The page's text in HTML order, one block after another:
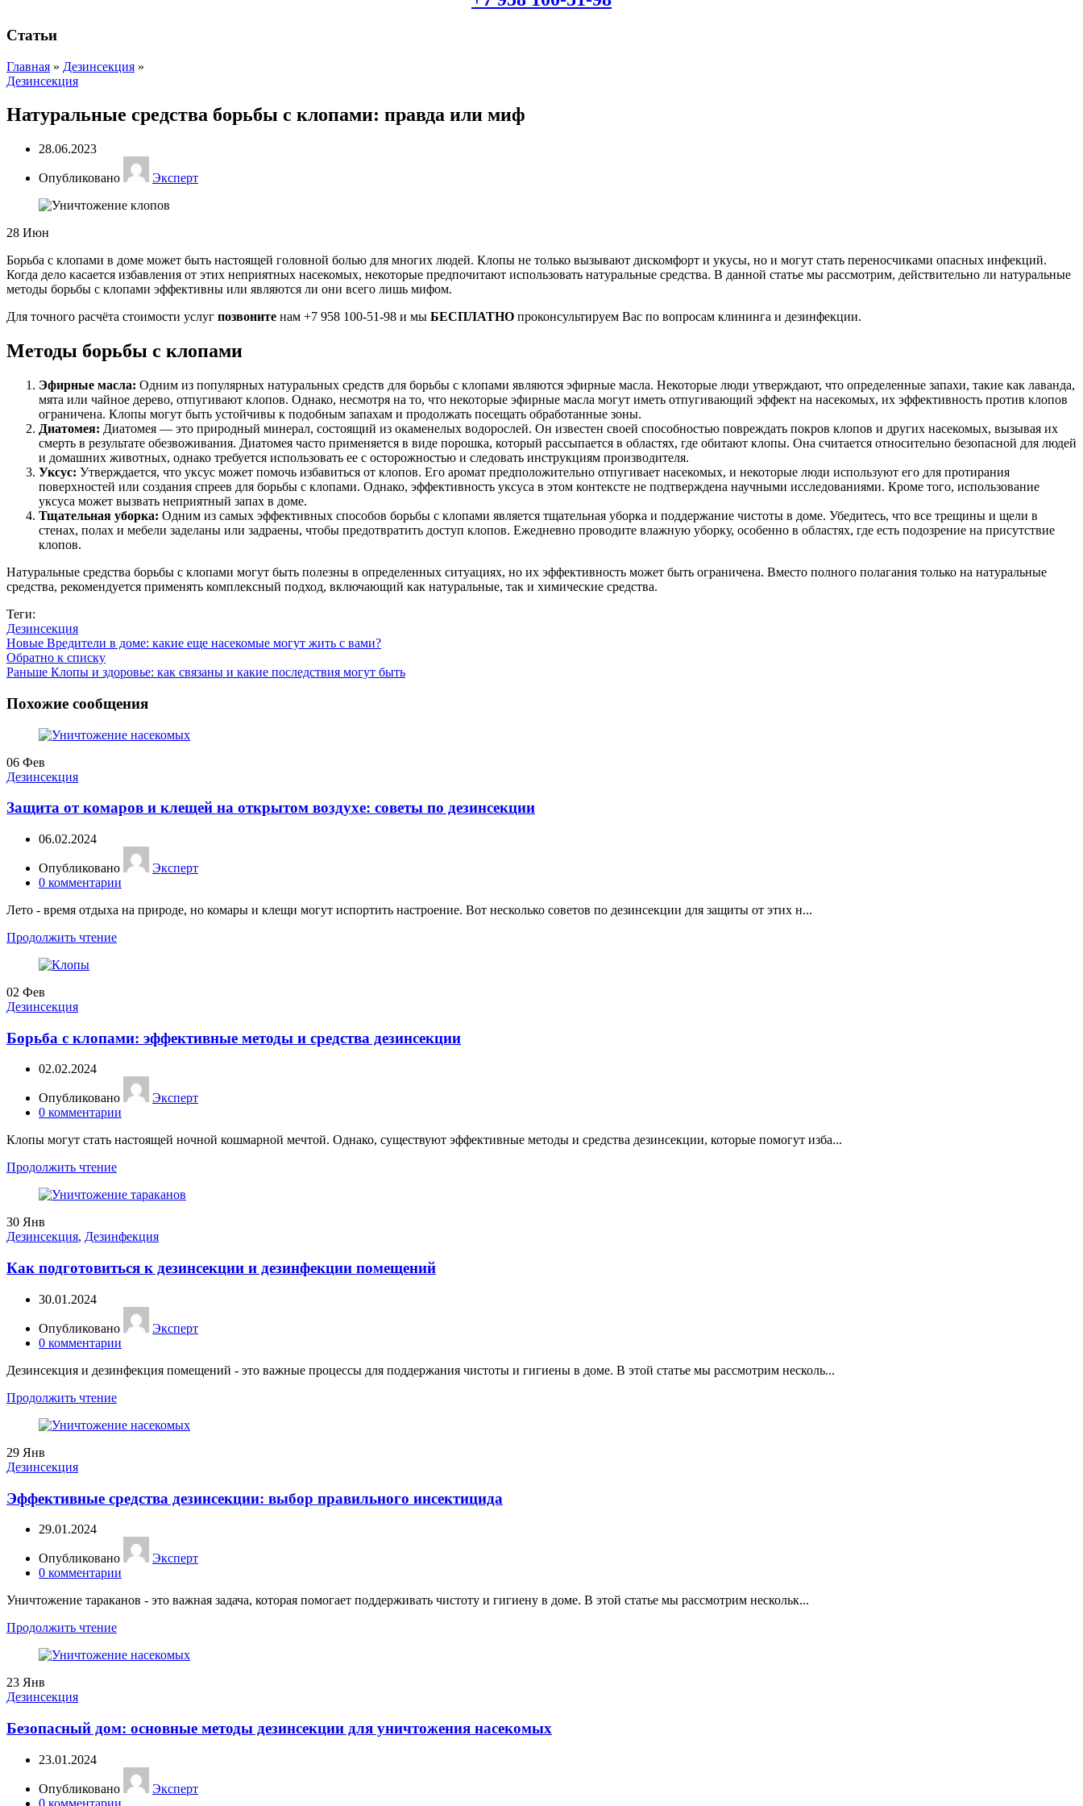
Статьи
Главная » Дезинсекция »
Дезинсекция
Натуральные средства борьбы с клопами: правда или миф
28.06.2023
Опубликовано Эксперт
28 Июн
Борьба с клопами в доме может быть настоящей головной болью для многих людей. Клопы не только вызывают дискомфорт и укусы, но и могут стать переносчиками опасных инфекций.
Когда дело касается избавления от этих неприятных насекомых, некоторые предпочитают использовать натуральные средства. В данной статье мы рассмотрим, действительно ли натуральные
методы борьбы с клопами эффективны или являются ли они всего лишь мифом.
Для точного расчёта стоимости услуг позвоните нам +7 958 100-51-98 и мы БЕСПЛАТНО проконсультируем Вас по вопросам клининга и дезинфекции.
Методы борьбы с клопами
Эфирные масла: Одним из популярных натуральных средств для борьбы с клопами являются эфирные масла. Некоторые люди утверждают, что определенные запахи, такие как лаванда,
мята или чайное дерево, отпугивают клопов. Однако, несмотря на то, что некоторые эфирные масла могут иметь отпугивающий эффект на насекомых, их эффективность против клопов
ограничена. Клопы могут быть устойчивы к подобным запахам и продолжать посещать обработанные зоны.
Диатомея: Диатомея — это природный минерал, состоящий из окаменелых водорослей. Он известен своей способностью повреждать покров клопов и других насекомых, вызывая их
смерть в результате обезвоживания. Диатомея часто применяется в виде порошка, который рассыпается в областях, где обитают клопы. Она считается относительно безопасной для людей
и домашних животных, однако требуется использовать ее с осторожностью и следовать инструкциям производителя.
Уксус: Утверждается, что уксус может помочь избавиться от клопов. Его аромат предположительно отпугивает насекомых, и некоторые люди используют его для протирания
поверхностей или создания спреев для борьбы с клопами. Однако, эффективность уксуса в этом контексте не подтверждена научными исследованиями. Кроме того, использование
уксуса может вызвать неприятный запах в доме.
Тщательная уборка: Одним из самых эффективных способов борьбы с клопами является тщательная уборка и поддержание чистоты в доме. Убедитесь, что все трещины и щели в
стенах, полах и мебели заделаны или задраены, чтобы предотвратить доступ клопов. Ежедневно проводите влажную уборку, особенно в областях, где есть подозрение на присутствие
клопов.
Натуральные средства борьбы с клопами могут быть полезны в определенных ситуациях, но их эффективность может быть ограничена. Вместо полного полагания только на натуральные
средства, рекомендуется применять комплексный подход, включающий как натуральные, так и химические средства.
Теги:
Дезинсекция
Новые Вредители в доме: какие еще насекомые могут жить с вами?
Обратно к списку
Раньше Клопы и здоровье: как связаны и какие последствия могут быть
Похожие сообщения
06 Фев
Дезинсекция
Защита от комаров и клещей на открытом воздухе: советы по дезинсекции
06.02.2024
Опубликовано
Эксперт
0 комментарии
Лето - время отдыха на природе, но комары и клещи могут испортить настроение. Вот несколько советов по дезинсекции для защиты от этих н...
Продолжить чтение
02 Фев
Дезинсекция
Борьба с клопами: эффективные методы и средства дезинсекции
02.02.2024
Опубликовано
Эксперт
0 комментарии
Клопы могут стать настоящей ночной кошмарной мечтой. Однако, существуют эффективные методы и средства дезинсекции, которые помогут изба...
Продолжить чтение
30 Янв
Дезинсекция, Дезинфекция
Как подготовиться к дезинсекции и дезинфекции помещений
30.01.2024
Опубликовано
Эксперт
0 комментарии
Дезинсекция и дезинфекция помещений - это важные процессы для поддержания чистоты и гигиены в доме. В этой статье мы рассмотрим несколь...
Продолжить чтение
29 Янв
Дезинсекция
Эффективные средства дезинсекции: выбор правильного инсектицида
29.01.2024
Опубликовано
Эксперт
0 комментарии
Уничтожение тараканов - это важная задача, которая помогает поддерживать чистоту и гигиену в доме. В этой статье мы рассмотрим нескольк...
Продолжить чтение
23 Янв
Дезинсекция
Безопасный дом: основные методы дезинсекции для уничтожения насекомых
23.01.2024
Опубликовано
Эксперт
0 комментарии